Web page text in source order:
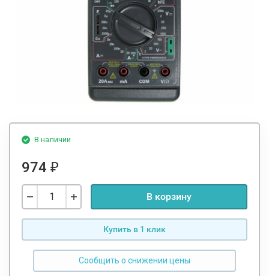
В наличии
974 ₽
В корзину
Купить в 1 клик
Сообщить о снижении цены